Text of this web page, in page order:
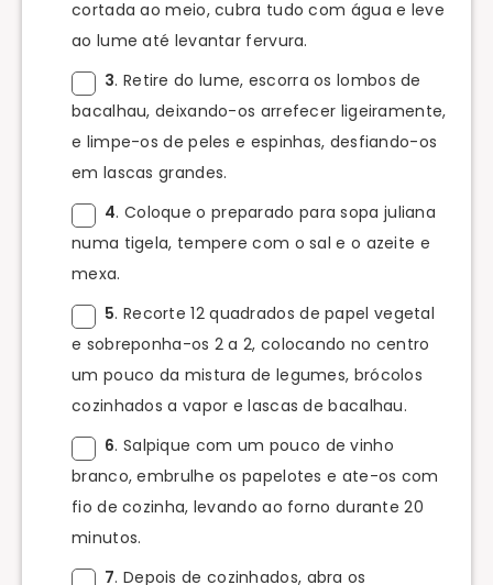
cortada ao meio, cubra tudo com água e leve
ao lume até levantar fervura.
3. Retire do lume, escorra os lombos de
bacalhau, deixando-os arrefecer ligeiramente,
e limpe-os de peles e espinhas, desfiando-os
em lascas grandes.
4. Coloque o preparado para sopa juliana
numa tigela, tempere com o sal e o azeite e
mexa.
5. Recorte 12 quadrados de papel vegetal
e sobreponha-os 2 a 2, colocando no centro
um pouco da mistura de legumes, brócolos
cozinhados a vapor e lascas de bacalhau.
6. Salpique com um pouco de vinho
branco, embrulhe os papelotes e ate-os com
fio de cozinha, levando ao forno durante 20
minutos.
7. Depois de cozinhados, abra os